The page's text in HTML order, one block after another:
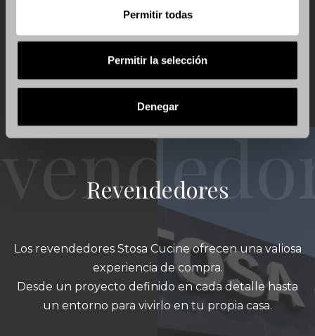
Permitir todas
Permitir la selección
Denegar
Revendedores
Los revendedores Stosa Cucine ofrecen una valiosa
experiencia de compra.
Desde un proyecto definido en cada detalle hasta
un entorno para vivirlo en tu propia casa.